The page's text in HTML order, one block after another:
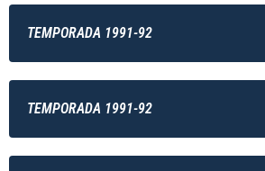
TEMPORADA 1991-92
TEMPORADA 1991-92